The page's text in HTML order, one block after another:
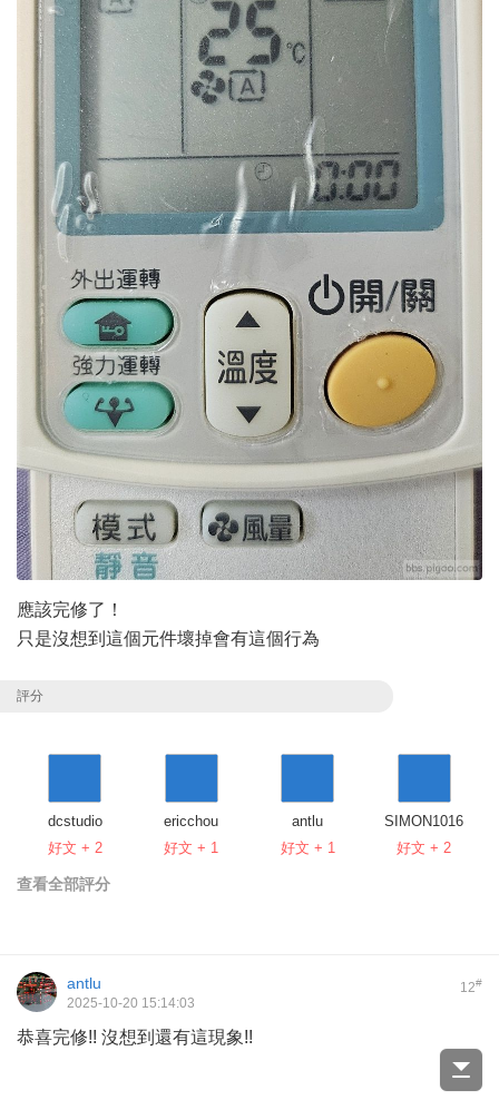
應該完修了！
只是沒想到這個元件壞掉會有這個行為
評分
dcstudio
好文 + 2
ericchou
好文 + 1
antlu
好文 + 1
SIMON1016
好文 + 2
查看全部評分
12#
antlu
2025-10-20 15:14:03
恭喜完修!! 沒想到還有這現象!!